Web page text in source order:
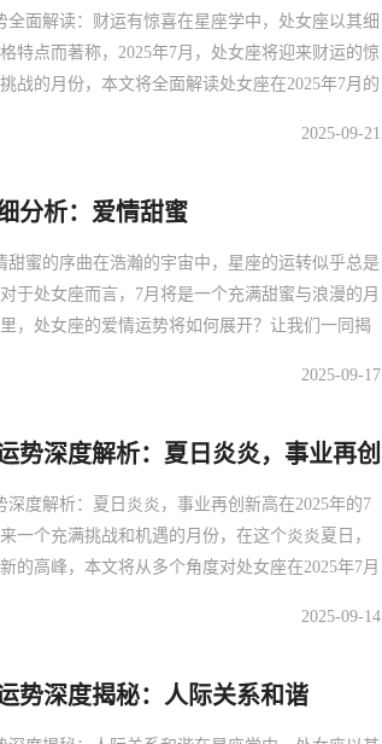
全面解读：财运有惊喜在星座学中，处女座以其细
特点而著称，2025年7月，处女座将迎来财运的惊
战的月份，本文将全面解读处女座在2025年7月的
的惊喜，在这个月份，处女座的朋友们将有机会获
2025-09-21
分析：爱情甜蜜
甜蜜的序曲在浩瀚的宇宙中，星座的运转似乎总是
于处女座而言，7月将是一个充满甜蜜与浪漫的月
，处女座的爱情运势将如何展开？让我们一同揭
表爱情的行星，将在7月进入处女座的对宫星座，
2025-09-17
势深度解析：夏日炎炎，事业再创
深度解析：夏日炎炎，事业再创新高在2025年的7
一个充满挑战和机遇的月份，在这个炎炎夏日，
的高峰，本文将从多个角度对处女座在2025年7月
月，处女座的事业运势将迎来一个高峰期，在这个
2025-09-14
势深度揭秘：人际关系和谐